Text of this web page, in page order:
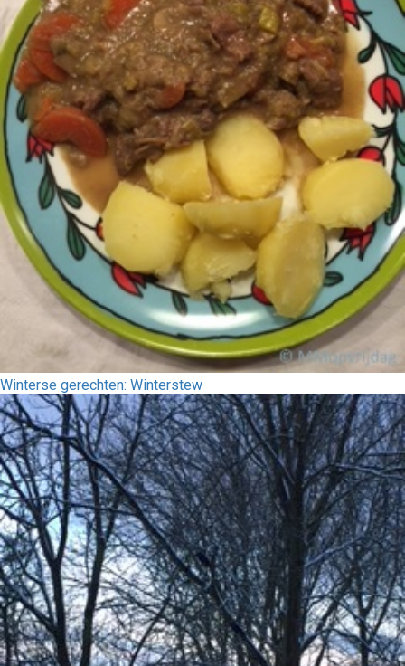
Winterse gerechten: Winterstew